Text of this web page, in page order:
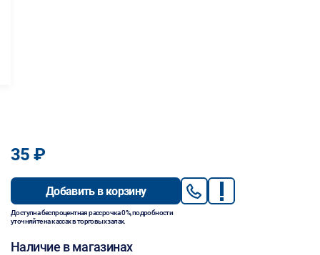
35 ₽
Добавить в корзину
Доступна беспроцентная рассрочка 0%, подробности
уточняйте на кассах в торговых залах.
Наличие в магазинах